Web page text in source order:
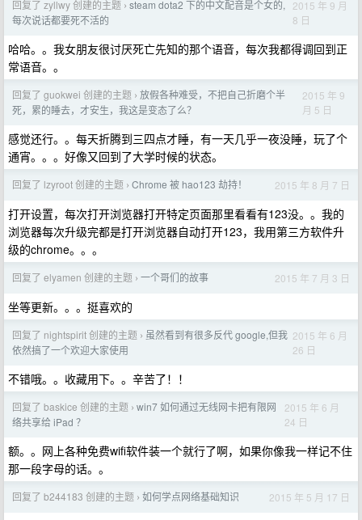
回复了 zyllwy 创建的主题 › steam dota2 下的中文配音是个女的,
每次说话都要死不活的
2015 年 9 月
8 日
哈哈。。我女朋友很讨厌死亡先知的那个语音，每次我都得调回到正
常语音。。
回复了 guokwei 创建的主题 › 放假各种难受，不把自己折磨个半
死，累的睡去，才安生，我这是变态了么？
2015 年 9
月 5 日
感觉还行。。每天折腾到三四点才睡，有一天几乎一夜没睡，玩了个
通宵。。。好像又回到了大学时候的状态。
回复了 lzyroot 创建的主题 › Chrome 被 hao123 劫持！ 2015 年 8 月 7 日
打开设置，每次打开浏览器打开特定页面那里看看有123没。。我的
浏览器每次升级完都是打开浏览器自动打开123，我用第三方软件升
级的chrome。。。
回复了 elyamen 创建的主题 › 一个哥们的故事 2015 年 7 月 3 日
坐等更新。。。挺喜欢的
回复了 nightspirit 创建的主题 › 虽然看到有很多反代 google,但我
依然搞了一个欢迎大家使用
2015 年 6 月
26 日
不错哦。。收藏用下。。辛苦了！！
回复了 baskice 创建的主题 › win7 如何通过无线网卡把有限网
络共享给 iPad ？
2015 年 6 月
24 日
额。。网上各种免费wifi软件装一个就行了啊，如果你像我一样记不住
那一段字母的话。。
回复了 b244183 创建的主题 › 如何学点网络基础知识 2015 年 5 月 17 日